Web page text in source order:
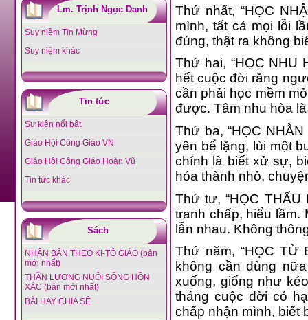
Lm. Trịnh Ngọc Danh
Suy niệm Tin Mừng
Suy niệm khác
Tin tức
Sự kiện nổi bật
Giáo Hội Công Giáo VN
Giáo Hội Công Giáo Hoàn Vũ
Tin tức khác
Sách
NHÂN BẢN THEO KI-TÔ GIÁO (bản
mới nhất)
THẦN LƯƠNG NUÔI SỐNG HỒN
XÁC (bản mới nhất)
BÀI HAY CHIA SẺ
Thứ nhất, “HỌC
mình, tất cả mọi lỗi
đúng, thật ra không
Thứ hai, “HỌC NHU
hết cuộc đời răng
cần phải học mềm
được. Tâm nhu hòa
Thứ ba, “HỌC
yên bể lặng, lùi một
chính là biết xử sự,
hóa thành nhỏ,
Thứ tư, “HỌC THẤU
tranh chấp, hiểu lầm.
lẫn nhau. Không
Thứ năm, “HỌC TỪ
không cần dùng
xuống, giống như
tháng cuộc đời có
chấp nhận mình, biết